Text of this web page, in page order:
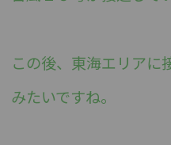
この後、東海エリアに
みたいですね。